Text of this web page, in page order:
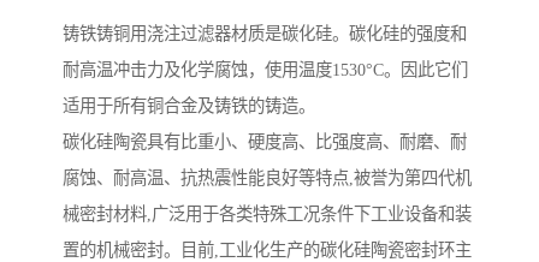
铸铁铸铜用浇注过滤器材质是碳化硅。碳化硅的强度和
耐高温冲击力及化学腐蚀，使用温度1530°C。因此它们
适用于所有铜合金及铸铁的铸造。
碳化硅陶瓷具有比重小、硬度高、比强度高、耐磨、耐
腐蚀、耐高温、抗热震性能良好等特点,被誉为第四代机
械密封材料,广泛用于各类特殊工况条件下工业设备和装
置的机械密封。目前,工业化生产的碳化硅陶瓷密封环主